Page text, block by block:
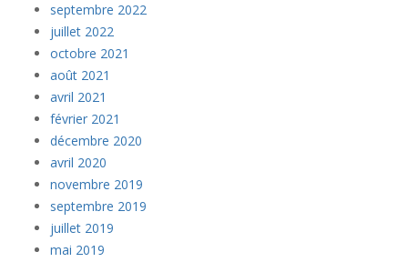
septembre 2022
juillet 2022
octobre 2021
août 2021
avril 2021
février 2021
décembre 2020
avril 2020
novembre 2019
septembre 2019
juillet 2019
mai 2019